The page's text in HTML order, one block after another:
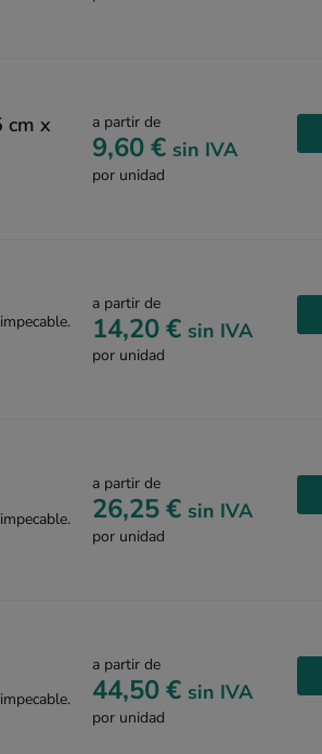
cm x
a partir de
9,60 € sin IVA
por unidad
a partir de
14,20 € sin IVA
por unidad
a partir de
26,25 € sin IVA
por unidad
a partir de
44,50 € sin IVA
por unidad